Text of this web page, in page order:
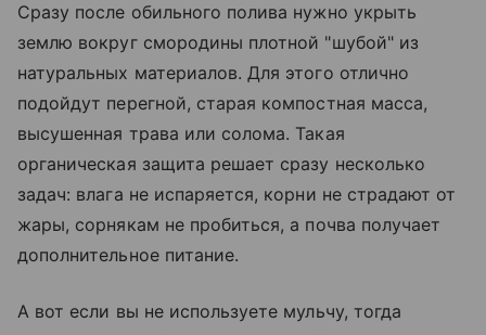
Сразу после обильного полива нужно укрыть
землю вокруг смородины плотной "шубой" из
натуральных материалов. Для этого отлично
подойдут перегной, старая компостная масса,
высушенная трава или солома. Такая
органическая защита решает сразу несколько
задач: влага не испаряется, корни не страдают от
жары, сорнякам не пробиться, а почва получает
дополнительное питание.
А вот если вы не используете мульчу, тогда